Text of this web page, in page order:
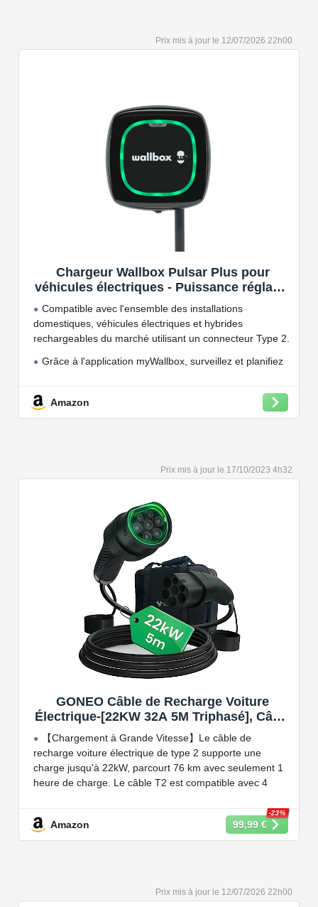
12/07/2026 22h00
Chargeur Wallbox Pulsar Plus pour
véhicules électriques - Puissance réglable
jusqu'à 7.4 KW, câble de Charge Type 2,
Wi-FI et Bluetooth, OCPP
Compatible avec l'ensemble des installations
domestiques, véhicules électriques et hybrides
rechargeables du marché utilisant un connecteur Type 2.
Grâce à l'application myWallbox, surveillez et planifiez
Convient à une installation à l'intérieur et à l'extérieur,
Capacité de charge à puissance réglable jusqu'à 22
kW. Câble de charge Type 2 de 5 ou 7 mètres de long.
Compatible avec tous les compteurs d'énergie Wallbox
permettant d'éviter les pannes de courant, les surprises
sur vos factures d'énergie et de charger votre VE avec
vos panneaux solaires.
Amazon
17/10/2023 4h32
GONEO Câble de Recharge Voiture
Électrique-[22KW 32A 5M Triphasé], Câble
Type 2 à Type 2 EV/PHEV, Câble T2 avec
Sac de Transport, Compatible avec Model
3/S/X/Y, e-208, ID.5, E-Tron, IONIQ 5, Zoe,
etc
【Chargement à Grande Vitesse】Le câble de
recharge voiture électrique de type 2 supporte une
charge jusqu'à 22kW, parcourt 76 km avec seulement 1
heure de charge. Le câble T2 est compatible avec 4
【Conception Sécurisée】Nos câbles type 2 vous
de recharge de type 1, CCS1, CHAdeMO et GB/T.
Amazon 99,99 €
-23%
12/07/2026 22h00